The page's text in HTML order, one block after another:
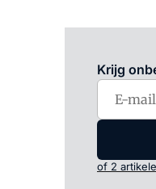
Krijg
of 2